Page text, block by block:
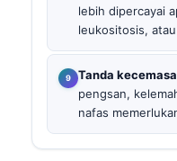
lebih dipercayai
leukositosis,
Tanda
pengsan,
nafas